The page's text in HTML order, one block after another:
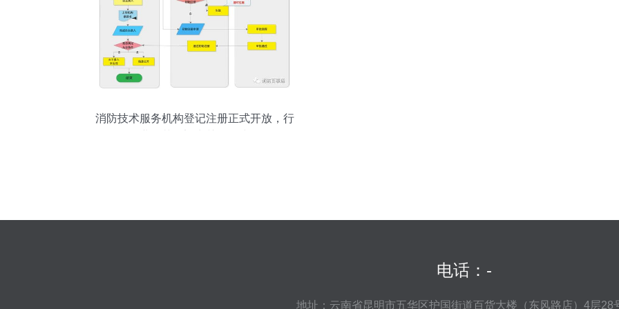
消防技术服务机构登记注册正式开放，行
电话：-
地址：云南省昆明市五华区护国街道百货大楼（东风路店）4层28